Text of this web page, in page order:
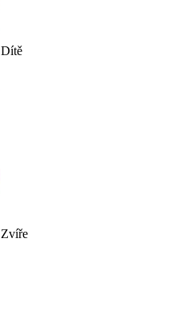
Dítě
Zvíře